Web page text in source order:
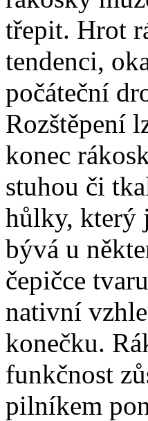
třepit. Hrot
tendenci,
počáteční
Rozštěpení
konec
stuhou či
hůlky, který
bývá u
čepičce
nativní
konečku.
funkčnost
pilníkem